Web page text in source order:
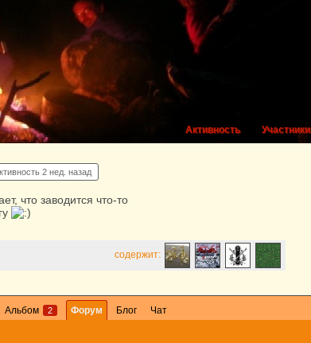
Активность Участники
2 нед. назад
что заводится что-то
содержит:
Альбом 2 Форум Блог
Чат